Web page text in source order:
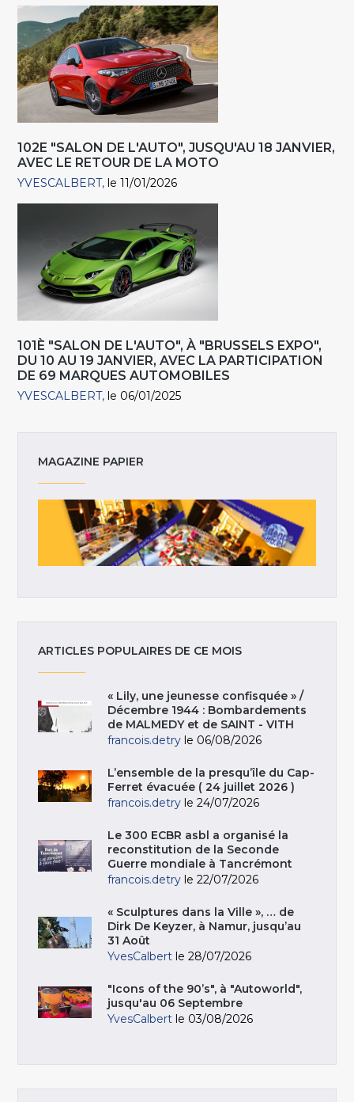
102E "SALON DE L'AUTO", JUSQU'AU 18 JANVIER,
AVEC LE RETOUR DE LA MOTO
YVESCALBERT le 11/01/2026
101È "SALON DE L'AUTO", À "BRUSSELS EXPO",
DU 10 AU 19 JANVIER, AVEC LA PARTICIPATION
DE 69 MARQUES AUTOMOBILES
YVESCALBERT le 06/01/2025
MAGAZINE PAPIER
ARTICLES POPULAIRES DE CE MOIS
« Lily, une jeunesse confisquée » /
Décembre 1944 : Bombardements
de MALMEDY et de SAINT - VITH
francois.detry le 06/08/2026
L’ensemble de la presqu’île du Cap-
Ferret évacuée ( 24 juillet 2026 )
francois.detry le 24/07/2026
Le 300 ECBR asbl a organisé la
reconstitution de la Seconde
Guerre mondiale à Tancrémont
francois.detry le 22/07/2026
« Sculptures dans la Ville », … de
Dirk De Keyzer, à Namur, jusqu’au
31 Août
YvesCalbert le 28/07/2026
"Icons of the 90’s", à "Autoworld",
jusqu'au 06 Septembre
YvesCalbert le 03/08/2026